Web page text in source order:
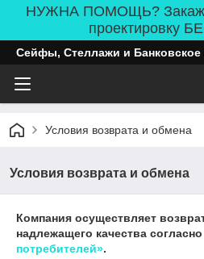
НУЖНА ПОМОЩЬ?
проектировку
Сейфы, Стеллажи и
Условия возврата и обмена
Условия возврата и обмена
Компания осуществляет
надлежащего качества
потребителей».